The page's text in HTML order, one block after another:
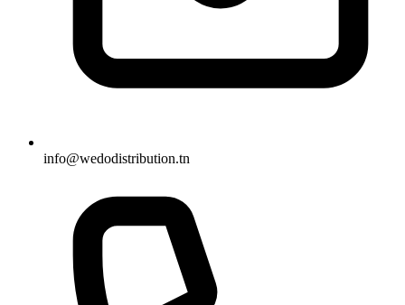
info@wedodistribution.tn